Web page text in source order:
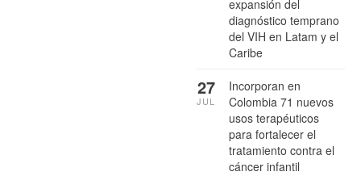
expansión del
diagnóstico temprano
del VIH en Latam y el
Caribe
Incorporan en
Colombia 71 nuevos
usos terapéuticos
para fortalecer el
tratamiento contra el
cáncer infantil
27
JUL